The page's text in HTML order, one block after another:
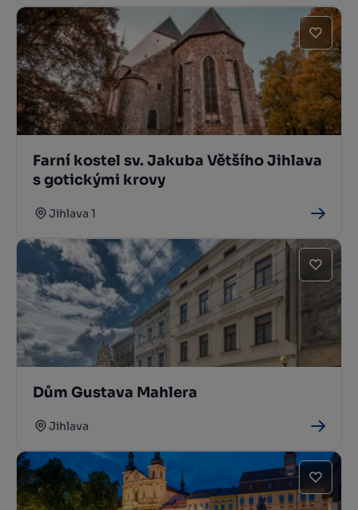
Farní kostel sv. Jakuba Většího Jihlava
s gotickými krovy
Jihlava 1
Dům Gustava Mahlera
Jihlava